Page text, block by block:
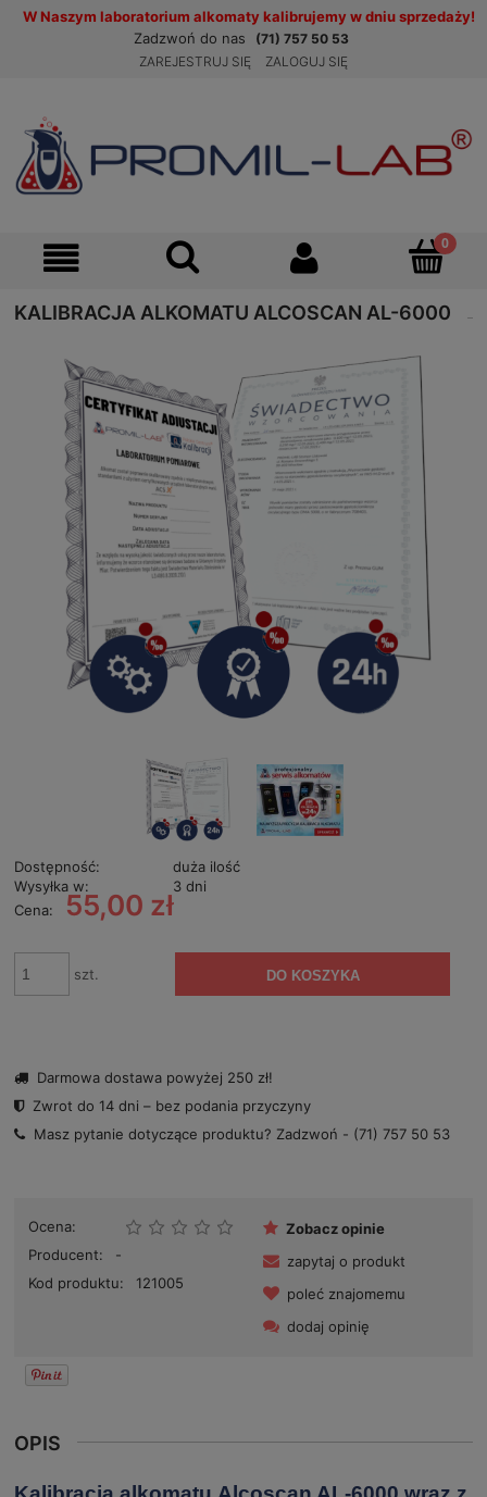
W Naszym laboratorium alkomaty kalibrujemy w dniu sprzedaży!
Zadzwoń do nas
(71) 757 50 53
ZAREJESTRUJ SIĘ
ZALOGUJ SIĘ
KALIBRACJA ALKOMATU ALCOSCAN AL-6000
Dostępność:
duża ilość
Wysyłka w:
3 dni
Cena:
55,00 zł
szt. DO KOSZYKA
Darmowa dostawa powyżej 250 zł!
Zwrot do 14 dni – bez podania przyczyny
Masz pytanie dotyczące produktu? Zadzwoń - (71) 757 50 53
Ocena:
Producent:
-
Kod produktu:
121005
Zobacz opinie
zapytaj o produkt
poleć znajomemu
dodaj opinię
OPIS